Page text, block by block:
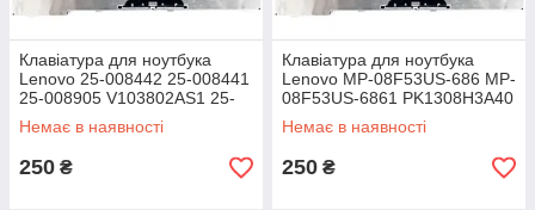
Клавіатура для ноутбука
Lenovo 25-008442 25-008441
25-008905 V103802AS1 25-
008465 25-008466 MP-
08F53SU-686
Немає в наявності
250 ₴
Клавіатура для ноутбука
Lenovo MP-08F53US-686 MP-
08F53US-6861 PK1308H3A40
Ideapad S10-2 S10-2C S10-
3C
Немає в наявності
250 ₴